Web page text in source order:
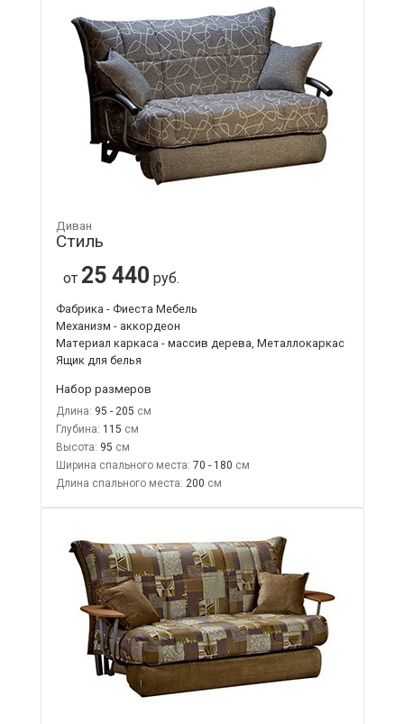
Диван
Стиль
от 25 440 руб.
Фабрика - Фиеста Мебель
Механизм - аккордеон
Материал каркаса - массив дерева, Металлокаркас
Ящик для белья
Набор размеров
Длина: 95 - 205
Глубина: 115
Высота: 95
Ширина спального места: 70 - 180
Длина спального места: 200